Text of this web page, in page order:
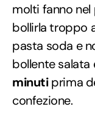
molti fanno
bollirla troppo
pasta soda e
bollente salata
minutiprima
confezione.